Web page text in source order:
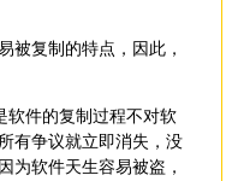
复制的特点，因此，
件的复制过程不对软
有争议就立即消失，没
为软件天生容易被盗，